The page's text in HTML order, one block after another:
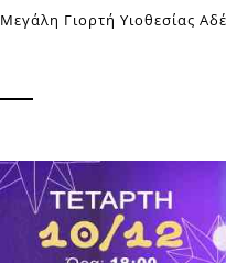
Μεγάλη Γιορτή Υιοθεσίας